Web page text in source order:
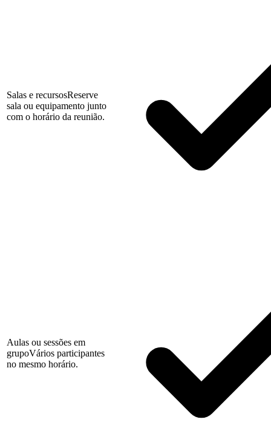
Salas e recursosReserve
sala ou equipamento junto
com o horário da reunião.
Aulas ou sessões em
grupoVários participantes
no mesmo horário.